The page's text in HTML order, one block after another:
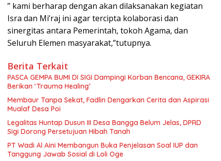
” kami berharap dengan akan dilaksanakan kegiatan
Isra dan Mi’raj ini agar tercipta kolaborasi dan
sinergitas antara Pemerintah, tokoh Agama, dan
Seluruh Elemen masyarakat,”tutupnya.
Berita Terkait
PASCA GEMPA BUMI DI SIGI Dampingi Korban Bencana, GEKIRA
Berikan ‘Trauma Healing’
Membaur Tanpa Sekat, Fadlin Dengarkan Cerita dan Aspirasi
Mualaf Desa Poi
Legalitas Huntap Dusun III Desa Bangga Belum Jelas, DPRD
Sigi Dorong Persetujuan Hibah Tanah
PT Wadi Al Aini Membangun Buka Penjelasan Soal IUP dan
Tanggung Jawab Sosial di Loli Oge